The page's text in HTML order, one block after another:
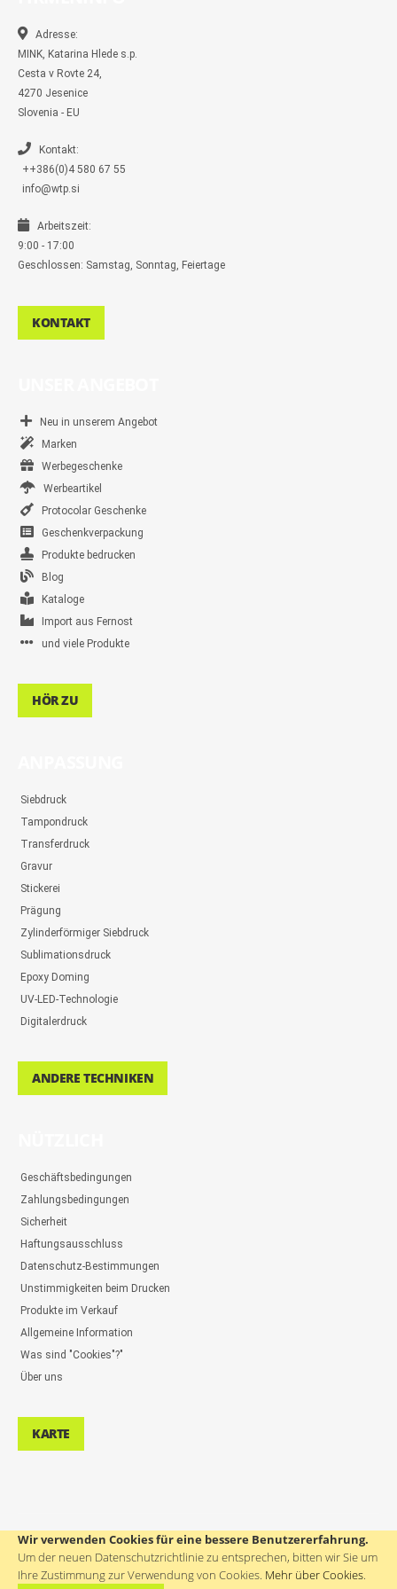
Wir verwenden Cookies für eine bessere Benutzererfahrung.
Um der neuen Datenschutzrichtlinie zu entsprechen, bitten wir Sie um
Ihre Zustimmung zur Verwendung von Cookies. Mehr über Cookies.
k
-
m
e
s
s
e
n
r
Adresse:
MINK, Katarina Hlede s.p.
Cesta v Rovte 24,
4270 Jesenice
Slovenia - EU
Kontakt:
++386(0)4 580 67 55
info@wtp.si
Arbeitszeit:
9:00 - 17:00
Geschlossen: Samstag, Sonntag, Feiertage
KONTAKT
Neu in unserem Angebot
Marken
Werbegeschenke
Werbeartikel
Protocolar Geschenke
Geschenkverpackung
Produkte bedrucken
Blog
Kataloge
Import aus Fernost
und viele Produkte
HÖR ZU
Siebdruck
Tampondruck
Transferdruck
Gravur
Stickerei
Prägung
Zylinderförmiger Siebdruck
Sublimationsdruck
Epoxy Doming
UV-LED-Technologie
Digitalerdruck
ANDERE TECHNIKEN
Geschäftsbedingungen
Zahlungsbedingungen
Sicherheit
Haftungsausschluss
Datenschutz-Bestimmungen
Unstimmigkeiten beim Drucken
Produkte im Verkauf
Allgemeine Information
Was sind "Cookies"?"
Über uns
KARTE
UNTERSTÜTZUNG DER BENUTZER: ++386(0)4 580 67 55